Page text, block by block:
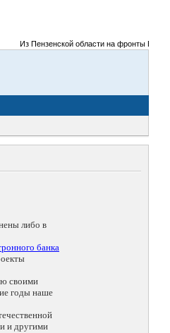
Из Пензенской области на фронты
либо в
банка
своими
годы наше
и другими